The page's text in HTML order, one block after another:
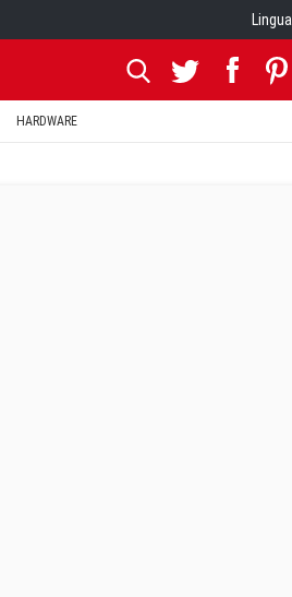
Lingua
HARDWARE